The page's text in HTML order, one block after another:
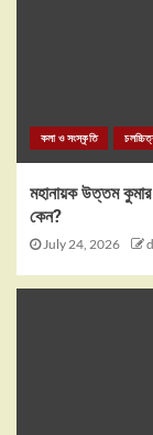
কলা ও সংস্কৃতি
মহানায়ক উত্তম কুমার
কেন?
July 24, 2026